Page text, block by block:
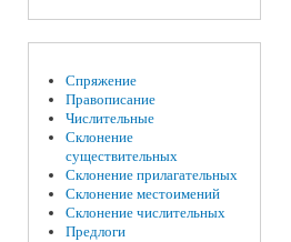
Спряжение
Правописание
Числительные
Склонение
существительных
Склонение прилагательных
Склонение местоимений
Склонение числительных
Предлоги